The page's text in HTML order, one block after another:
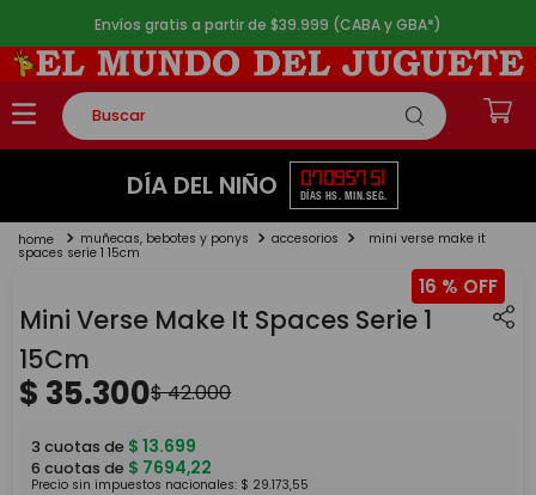
Envíos gratis a partir de $39.999 (CABA y GBA*)
Buscar
TÉRMINOS MÁS BUSCADOS
2.
lego
4.
monopatin
5. toy story
DÍA DEL NIÑO 07
DÍAS
09
HS.
57
MIN.
51
SEG.
muñecas, bebotes y ponys accesorios mini verse make it
spaces serie 1 15cm
16 %
Mini Verse Make It Spaces Serie 1
15Cm
$ 35.300$42.000
3 cuotas de $ 13.699
6 cuotas de $ 7694,22
Precio sin impuestos nacionales: $ 29.173,55